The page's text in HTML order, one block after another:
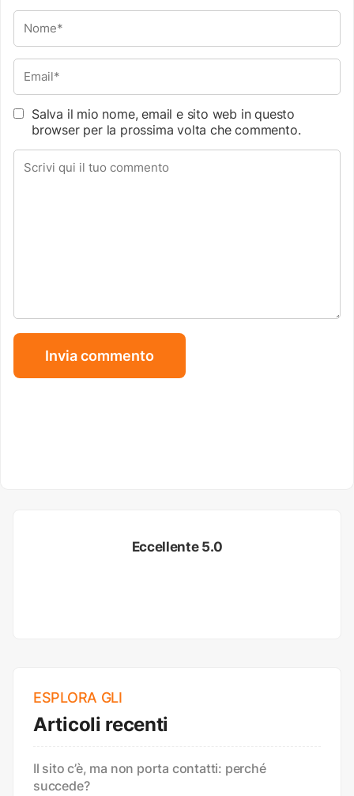
Salva il mio nome, email e sito web in questo
browser per la prossima volta che commento.
Eccellente 5.0
ESPLORA GLI
Articoli recenti
Il sito c’è, ma non porta contatti: perché
succede?